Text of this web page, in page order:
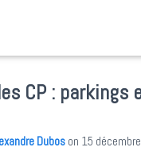
CP : parkings
Dubos on 15